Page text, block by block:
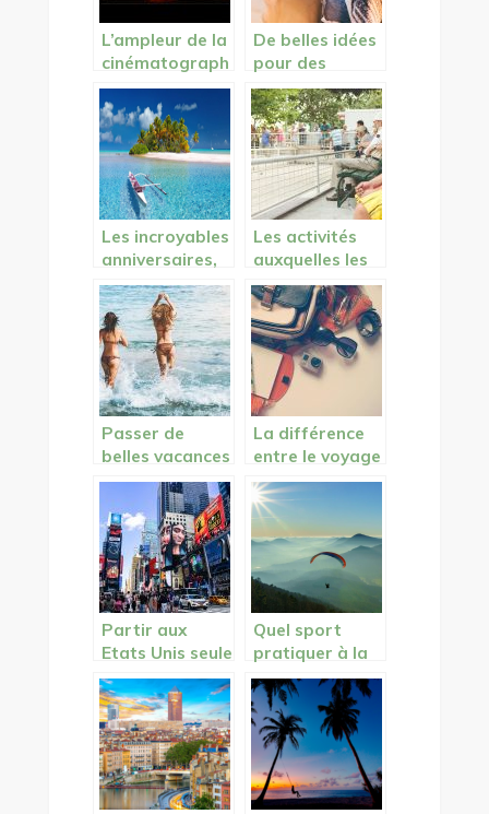
L’ampleur de la
cinématograph
ie africaine
dans le monde
De belles idées
pour des
vacances à la
maison
Les incroyables
anniversaires,
nouvelle façon
de fêter ses un
an de plus
Les activités
auxquelles les
jeunes ne
s’intéressent
pas
Passer de
belles vacances
sans excès
La différence
entre le voyage
et l’aventure
Partir aux
Etats Unis seule
Quel sport
pratiquer à la
montagne l’été
?